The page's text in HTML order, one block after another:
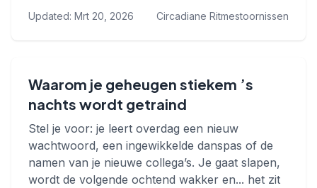
Updated: Mrt 20, 2026 Circadiane Ritmestoornissen
Waarom je geheugen stiekem ’s
nachts wordt getraind
Stel je voor: je leert overdag een nieuw
wachtwoord, een ingewikkelde danspas of de
namen van je nieuwe collega’s. Je gaat slapen,
wordt de volgende ochtend wakker en... het zit